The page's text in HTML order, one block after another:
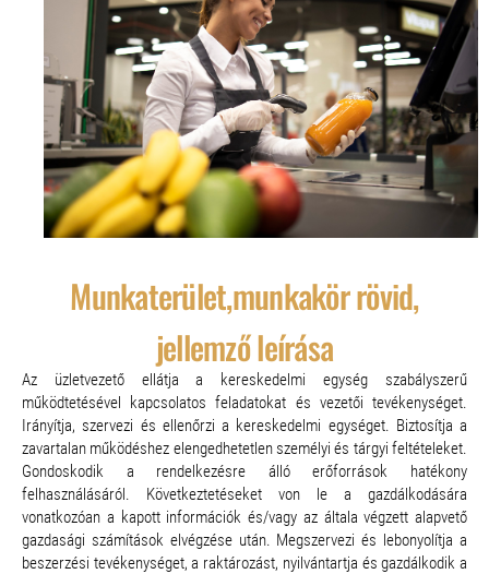
Munkaterület,munkakör rövid,
jellemző leírása
Az üzletvezető ellátja a kereskedelmi egység szabályszerű
működtetésével kapcsolatos feladatokat és vezetői tevékenységet.
Irányítja, szervezi és ellenőrzi a kereskedelmi egységet. Biztosítja a
zavartalan működéshez elengedhetetlen személyi és tárgyi feltételeket.
Gondoskodik a rendelkezésre álló erőforrások hatékony
felhasználásáról. Következtetéseket von le a gazdálkodására
vonatkozóan a kapott információk és/vagy az általa végzett alapvető
gazdasági számítások elvégzése után. Megszervezi és lebonyolítja a
beszerzési tevékenységet, a raktározást, nyilvántartja és gazdálkodik a